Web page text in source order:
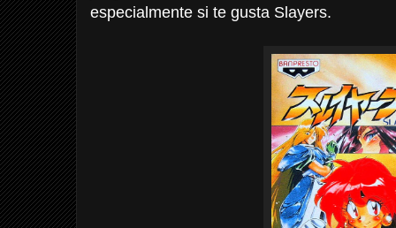
especialmente si te gusta Slayers.